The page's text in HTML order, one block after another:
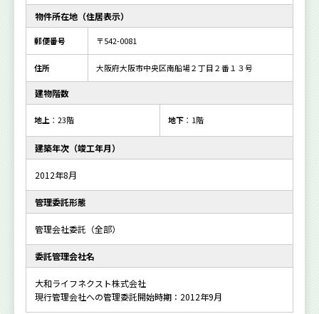
物件所在地（住居表示）
郵便番号 〒542-0081
住所 大阪府大阪市中央区南船場２丁目２番１３号
建物階数
地上 ：23階 地下：1階
建築年次（竣工年月）
2012年8月
管理委託形態
管理会社委託（全部）
委託管理会社名
大和ライフネクスト株式会社
現行管理会社への管理委託開始時期：2012年9月